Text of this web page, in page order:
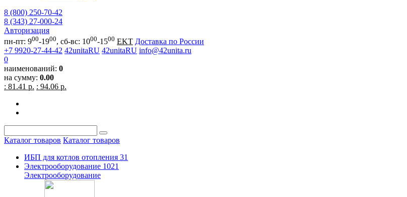
8 (800) 250-70-42
8 (343) 27-000-24
Авторизация
пн-пт: 900-1900, сб-вс: 1000-1500 EKT Доставка по России
+7 9920-27-44-42 42unitaRU 42unitaRU info@42unita.ru
0
наименований: 0
на сумму: 0.00
: 81.41 р. : 94.06 р.
Каталог товаров Каталог товаров
ИБП для котлов отопления 31
Электрооборудование 1021
Электрооборудование